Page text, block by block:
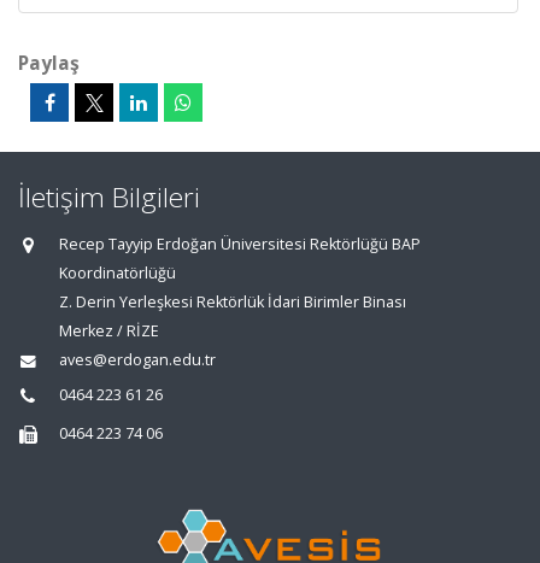
Paylaş
İletişim Bilgileri
Recep Tayyip Erdoğan Üniversitesi Rektörlüğü BAP
Koordinatörlüğü
Z. Derin Yerleşkesi Rektörlük İdari Birimler Binası
Merkez / RİZE
aves@erdogan.edu.tr
0464 223 61 26
0464 223 74 06